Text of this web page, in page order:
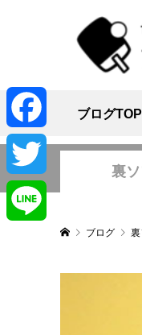
ブログTOP
裏
ブログ 裏
Facebook
Twitter